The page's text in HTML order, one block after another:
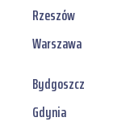
Rzeszów
Warszawa
Bydgoszcz
Gdynia